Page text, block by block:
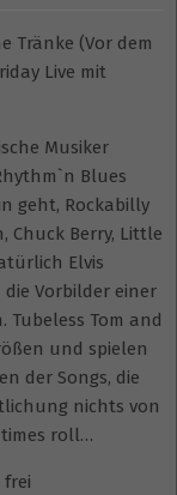
Tränke (Vor dem
Live mit
Musiker
Blues
geht, Rockabilly
Chuck Berry, Little
Elvis
Vorbilder einer
Tom and
und spielen
der Songs, die
nichts von
roll…
frei